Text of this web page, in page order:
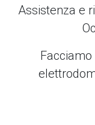
Assistenza e